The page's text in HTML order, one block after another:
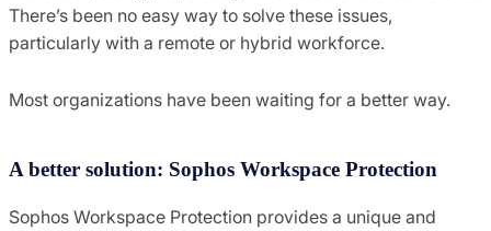
There’s been no easy way to solve these issues,
particularly with a remote or hybrid workforce.
Most organizations have been waiting for a better way.
A better solution: Sophos Workspace Protection
Sophos Workspace Protection provides a unique and